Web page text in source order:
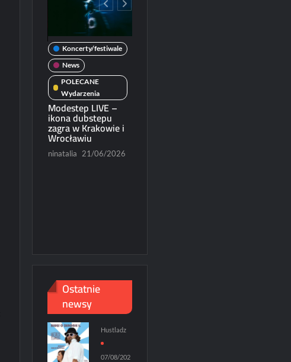
Koncerty/festiwale
News
POLECANE
Wydarzenia
Modestep LIVE –
ikona dubstepu
zagra w Krakowie i
Wrocławiu
ninatalia 21/06/2026
Michał Dubicki piąty
2026
07/06/2026
Ostatnie
newsy
Hustladz
07/08/202